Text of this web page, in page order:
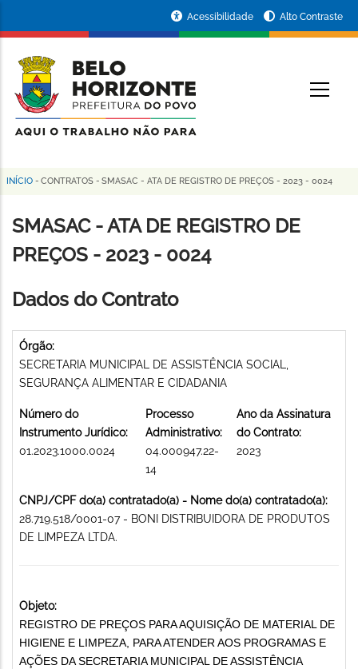
conteúdo
principal
da
Prefeitura
de
Horizonte
Acessibilidade Alto Contraste
Trilha
de
navegação
INÍCIO - CONTRATOS - SMASAC - ATA DE REGISTRO DE PREÇOS - 2023 - 0024
SMASAC - ATA DE REGISTRO DE
PREÇOS - 2023 - 0024
Dados do Contrato
Órgão:
SECRETARIA MUNICIPAL DE ASSISTÊNCIA SOCIAL,
SEGURANÇA ALIMENTAR E CIDADANIA
Número do
Instrumento Jurídico:
01.2023.1000.0024
Processo
Administrativo:
04.000947.22-
14
Ano da Assinatura
do Contrato:
2023
CNPJ/CPF do(a) contratado(a) - Nome do(a) contratado(a):
28.719.518/0001-07 - BONI DISTRIBUIDORA DE PRODUTOS
DE LIMPEZA LTDA.
Objeto:
REGISTRO DE PREÇOS PARA AQUISIÇÃO DE MATERIAL DE
HIGIENE E LIMPEZA, PARA ATENDER AOS PROGRAMAS E
AÇÕES DA SECRETARIA MUNICIPAL DE ASSISTÊNCIA